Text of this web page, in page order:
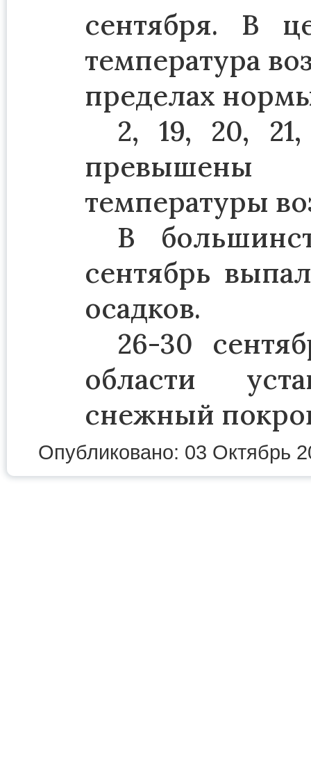
сентября. В
температура
пределах
2, 19, 20,
превышены
температуры
В
сентябрь
осадков.
26-30
области
снежный
Опубликовано: 03 Октябрь